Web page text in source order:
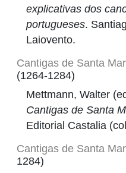
explicativas dos
portugueses.
Laiovento.
Cantigas de Santa
(1264-1284)
Mettmann, Walter
Cantigas de Santa
Editorial Castalia
Cantigas de Santa
1284)